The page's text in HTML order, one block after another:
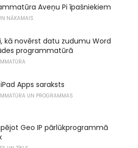
Aveņu Pi īpašniekiem
NĀKAMAIS
kā novērst datu zudumu Word
programmatūrā
Apps saraksts
UN PROGRAMMAS
Geo IP pārlūkprogrammā